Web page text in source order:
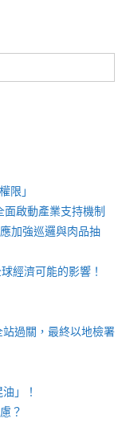
限」
啟動產業支持機制
加強巡邏與肉品抽
經濟可能的影響！
過關，最終以地檢署
」！
？